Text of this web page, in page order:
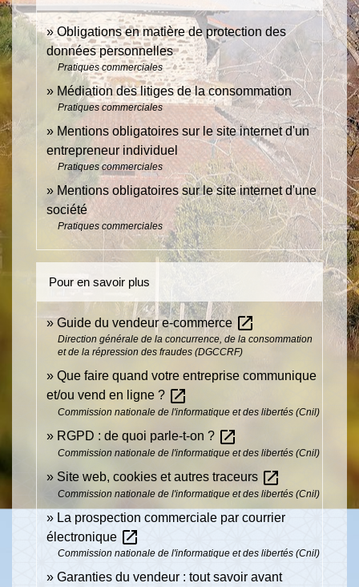
Obligations en matière de protection des
données personnelles
Pratiques commerciales
Médiation des litiges de la consommation
Pratiques commerciales
Mentions obligatoires sur le site internet d'un
entrepreneur individuel
Pratiques commerciales
Mentions obligatoires sur le site internet d'une
société
Pratiques commerciales
Pour en savoir plus
Guide du vendeur e-commerce open_in_new
Direction générale de la concurrence, de la consommation
et de la répression des fraudes (DGCCRF)
Que faire quand votre entreprise communique
et/ou vend en ligne ? open_in_new
Commission nationale de l'informatique et des libertés (Cnil)
RGPD : de quoi parle-t-on ? open_in_new
Commission nationale de l'informatique et des libertés (Cnil)
Site web, cookies et autres traceurs open_in_new
Commission nationale de l'informatique et des libertés (Cnil)
La prospection commerciale par courrier
électronique open_in_new
Commission nationale de l'informatique et des libertés (Cnil)
Garanties du vendeur : tout savoir avant